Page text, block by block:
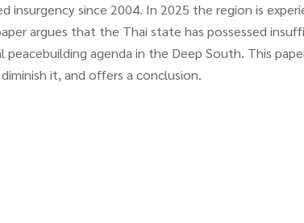
insurgency since 2004. In 2025 the region is
argues that the Thai state has possessed
agenda in the Deep South. This
it, and offers a conclusion.